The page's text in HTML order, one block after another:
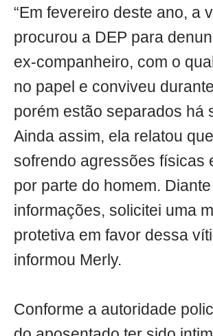
“Em fevereiro deste ano, a
procurou a DEP para
ex-companheiro, com o
no papel e conviveu
porém estão separados há
Ainda assim, ela relatou
sofrendo agressões físicas
por parte do homem.
informações, solicitei uma
protetiva em favor dessa
informou Merly.
Conforme a autoridade